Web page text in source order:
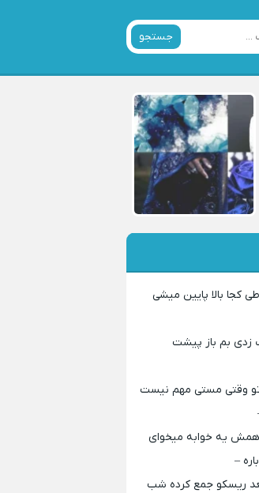
جستجو
کجا بالا پایین میشی
زدی بم باز پیشت
وقتی مستی مهم نیست
یه خوابه میخوای
–
ریسکو جمع کرده شب